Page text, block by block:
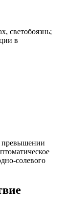
светобоязнь;
в
превышении
солевого